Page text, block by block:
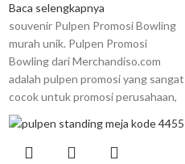
Baca selengkapnya
souvenir Pulpen Promosi Bowling
murah unik. Pulpen Promosi
Bowling dari Merchandiso.com
adalah pulpen promosi yang sangat
cocok untuk promosi perusahaan,